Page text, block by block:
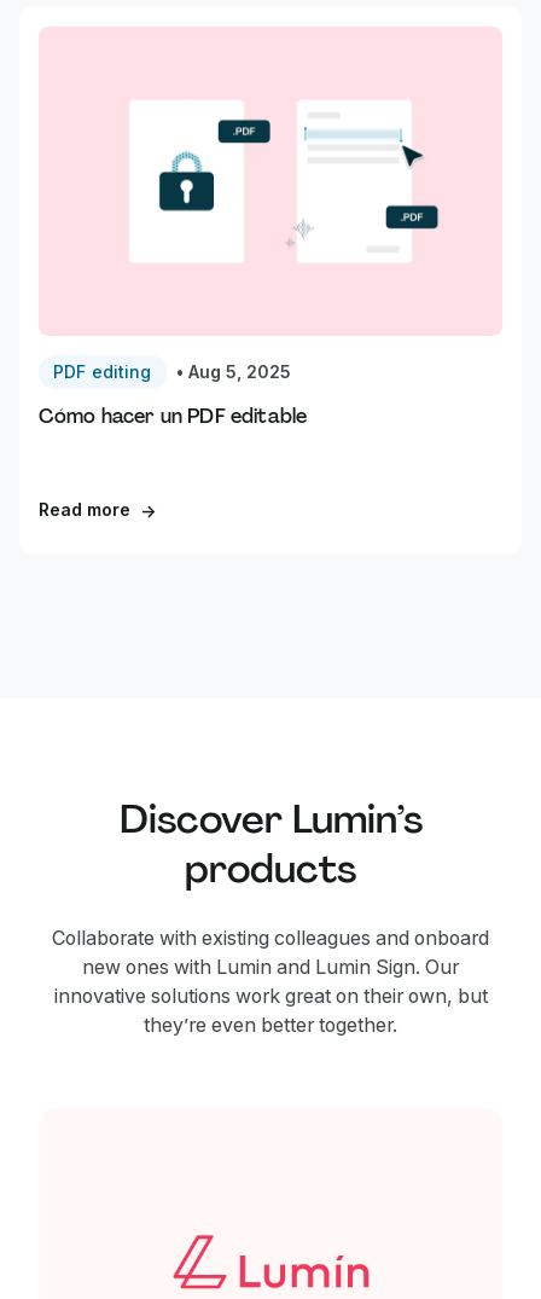
PDF editing • Aug 5, 2025
Cómo hacer un PDF editable
Read more →
Discover Lumin’s
products
Collaborate with existing colleagues and onboard
new ones with Lumin and Lumin Sign. Our
innovative solutions work great on their own, but
they’re even better together.